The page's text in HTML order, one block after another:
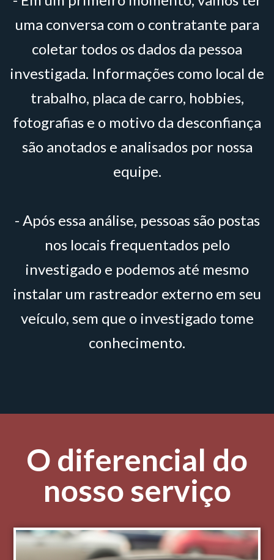
uma conversa com o contratante para
coletar todos os dados da pessoa
investigada. Informações como local de
trabalho, placa de carro, hobbies,
fotografias e o motivo da desconfiança
são anotados e analisados por nossa
equipe.
- Após essa análise, pessoas são postas
nos locais frequentados pelo
investigado e podemos até mesmo
instalar um rastreador externo em seu
veículo, sem que o investigado tome
conhecimento.
O diferencial do
nosso serviço